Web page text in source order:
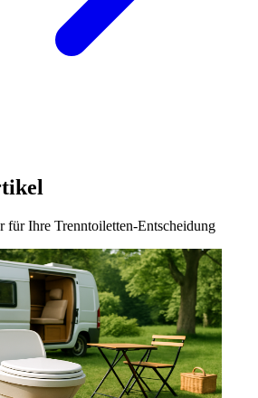
für Ihre Trenntoiletten-Entscheidung